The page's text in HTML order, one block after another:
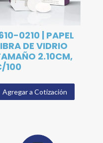
0210 | PAPEL
DE VIDRIO
2.10CM,
100
Agregar a Cotización